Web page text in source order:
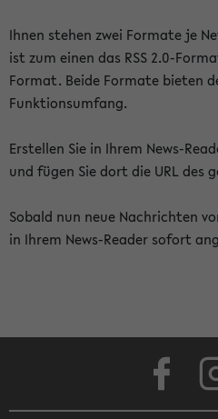
Ihnen stehen zwei Formate je
ist zum einen das RSS 2.0-
Format. Beide Formate bieten
Funktionsumfang.
Erstellen Sie in Ihrem News-
und fügen Sie dort die URL des
Sobald nun neue Nachrichten
in Ihrem News-Reader sofort